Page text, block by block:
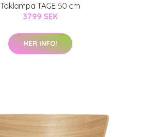
Taklampa TAGE 50 cm
3799 SEK
MER INFO!